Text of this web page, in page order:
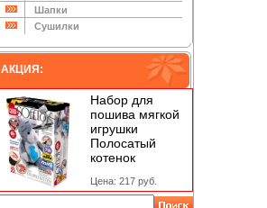
Шапки
Сушилки
АКЦИЯ:
Набор для
пошива мягкой
игрушки
Полосатый
котенок
Цена: 217 руб.